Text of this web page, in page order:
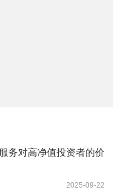
务对高净值投资者的价
2025-09-22